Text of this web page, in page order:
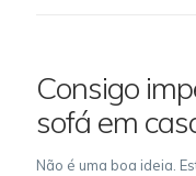
Consigo
sofá em
Não é uma boa ideia.